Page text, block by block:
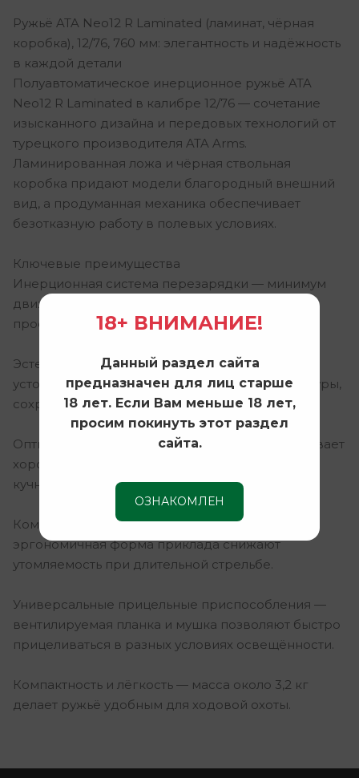
Ружьё ATA Neo12 R Laminated (ламинат, чёрная
коробка), 12/76, 760 мм: элегантность и надёжность
в каждой детали
Полуавтоматическое инерционное ружьё ATA
Neo12 R Laminated в калибре 12/76 — сочетание
изысканного дизайна и передовых технологий от
турецкого производителя ATA Arms.
Ламинированная ложа и чёрная ствольная
коробка придают модели благородный внешний
вид, а продуманная механика обеспечивает
безотказную работу в полевых условиях.
Ключевые преимущества
Инерционная система перезарядки — минимум
движущихся частей, высокая надёжность и
простота обслуживания.
Эстетика ламината — красивая и прочная ложа
устойчива к перепадам влажности и температуры,
сохраняет внешний вид долгие годы.
Оптимальная длина ствола — 760 мм обеспечивает
хороший баланс между манёвренностью и
кучностью стрельбы.
Комфорт в стрельбе — мягкая отдача и
эргономичная форма приклада снижают
утомляемость при длительной стрельбе.
Универсальные прицельные приспособления —
вентилируемая планка и мушка позволяют быстро
прицеливаться в разных условиях освещённости.
Компактность и лёгкость — масса около 3,2 кг
делает ружьё удобным для ходовой охоты.
18+ ВНИМАНИЕ!
Данный раздел сайта
предназначен для лиц старше
18 лет. Если Вам меньше 18 лет,
просим покинуть этот раздел
сайта.
ОЗНАКОМЛЕН